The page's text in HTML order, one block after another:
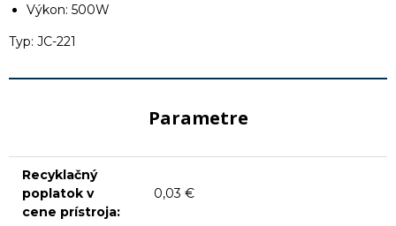
Výkon: 500W
Typ: JC-221
Parametre
Recyklačný
poplatok v
cene prístroja:
0,03 €